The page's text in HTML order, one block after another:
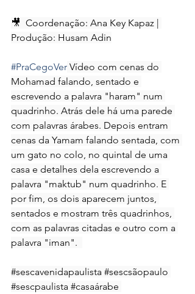
🎥  Coordenação: Ana Key Kapaz |
Produção: Husam Adin
#PraCegoVer Vídeo com cenas do
Mohamad falando, sentado e
escrevendo a palavra "haram" num
quadrinho. Atrás dele há uma parede
com palavras árabes. Depois entram
cenas da Yamam falando sentada, com
um gato no colo, no quintal de uma
casa e detalhes dela escrevendo a
palavra "maktub" num quadrinho. E
por fim, os dois aparecem juntos,
sentados e mostram três quadrinhos,
com as palavras citadas e outro com a
palavra "iman".
#sescavenidapaulista #sescsãopaulo
#sescpaulista #casaárabe